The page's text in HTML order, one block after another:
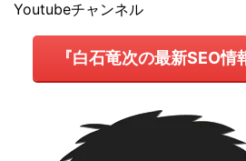
Youtubeチャンネル
『白石竜次の最新SEO情